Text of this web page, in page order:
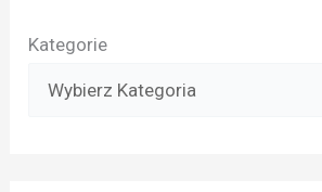
Kategorie